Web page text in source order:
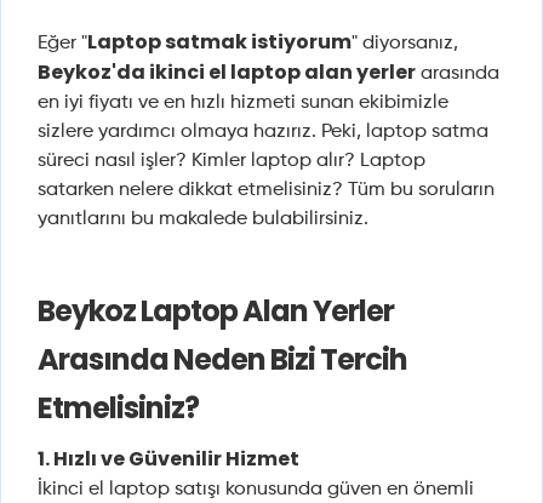
Eğer "Laptop satmak istiyorum" diyorsanız,
Beykoz'da ikinci el laptop alan yerler arasında
en iyi fiyatı ve en hızlı hizmeti sunan ekibimizle
sizlere yardımcı olmaya hazırız. Peki, laptop satma
süreci nasıl işler? Kimler laptop alır? Laptop
satarken nelere dikkat etmelisiniz? Tüm bu soruların
yanıtlarını bu makalede bulabilirsiniz.
Beykoz Laptop Alan Yerler
Arasında Neden Bizi Tercih
Etmelisiniz?
1. Hızlı ve Güvenilir Hizmet
İkinci el laptop satışı konusunda güven en önemli